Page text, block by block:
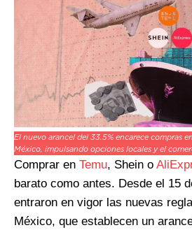
El nuevo arancel del 33.5% encarece compras
México, impulsando opciones locales y el
Comprar en Temu, Shein o
barato como antes. Desde el 15
entraron en vigor las nuevas
México, que establecen un